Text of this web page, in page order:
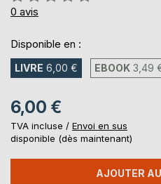
0%
0 avis
Disponible en :
LIVRE 6,00 € EBOOK 3,49
6,00 €
TVA incluse / Envoi en sus
disponible (dès maintenant)
AJOUTER